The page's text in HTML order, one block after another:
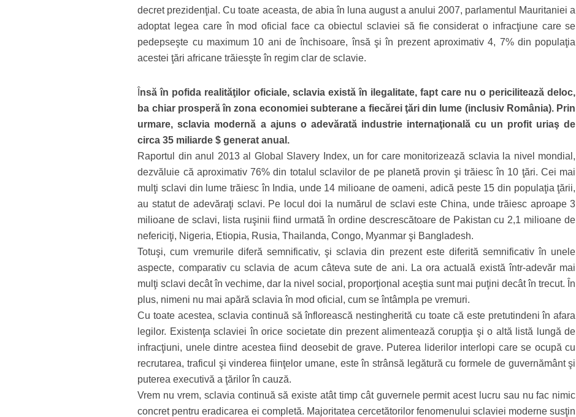
decret prezidenţial. Cu toate aceasta, de abia în luna august a anului 2007, parlamentul Mauritaniei a
adoptat legea care în mod oficial face ca obiectul sclaviei să fie considerat o infracţiune care se
pedepseşte cu maximum 10 ani de închisoare, însă şi în prezent aproximativ 4, 7% din populaţia
acestei ţări africane trăiesşte în regim clar de sclavie.
nsă în pofida realităţilor oficiale, sclavia există în ilegalitate, fapt care nu o pericilitează deloc,
ba chiar prosperă în zona economiei subterane a fiecărei ţări din lume (inclusiv România). Prin
urmare, sclavia modernă a ajuns o adevărată industrie internaţională cu un profit uriaş de
circa 35 miliarde $ generat anual.
Raportul din anul 2013 al Global Slavery Index, un for care monitorizează sclavia la nivel mondial,
dezvăluie că aproximativ 76% din totalul sclavilor de pe planetă provin şi trăiesc în 10 ţări. Cei mai
mulţi sclavi din lume trăiesc în India, unde 14 milioane de oameni, adică peste 15 din populaţia ţării,
au statut de adevăraţi sclavi. Pe locul doi la numărul de sclavi este China, unde trăiesc aproape 3
milioane de sclavi, lista ruşinii fiind urmată în ordine descrescătoare de Pakistan cu 2,1 milioane de
nefericiţi, Nigeria, Etiopia, Rusia, Thailanda, Congo, Myanmar şi Bangladesh.
Totuşi, cum vremurile diferă semnificativ, şi sclavia din prezent este diferită semnificativ în unele
aspecte, comparativ cu sclavia de acum câteva sute de ani. La ora actuală există într-adevăr mai
mulţi sclavi decât în vechime, dar la nivel social, proporţional aceştia sunt mai puţini decât în trecut. În
plus, nimeni nu mai apără sclavia în mod oficial, cum se întâmpla pe vremuri.
Cu toate acestea, sclavia continuă să înflorească nestingherită cu toate că este pretutindeni în afara
legilor. Existenţa sclaviei în orice societate din prezent alimentează corupţia şi o altă listă lungă de
infracţiuni, unele dintre acestea fiind deosebit de grave. Puterea liderilor interlopi care se ocupă cu
recrutarea, traficul şi vinderea fiinţelor umane, este în strânsă legătură cu formele de guvernământ şi
puterea executivă a ţărilor în cauză.
Vrem nu vrem, sclavia continuă să existe atât timp cât guvernele permit acest lucru sau nu fac nimic
concret pentru eradicarea ei completă. Majoritatea cercetătorilor fenomenului sclaviei moderne susţin